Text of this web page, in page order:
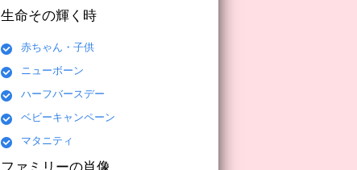
生命その輝く時
赤ちゃん・子供
ニューボーン
ハーフバースデー
ベビーキャンペーン
マタニティ